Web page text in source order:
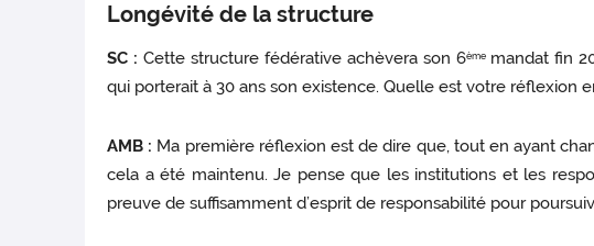
Longévité de la structure
SC : Cette structure fédérative achèvera son 6èmemandat fin
qui porterait à 30 ans son existence. Quelle est votre réflexion
AMB : Ma première réflexion est de dire que, tout en ayant
cela a été maintenu. Je pense que les institutions et les
preuve de suffisamment d’esprit de responsabilité pour